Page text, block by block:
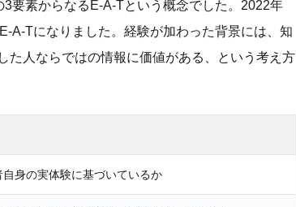
要素からなるE-A-Tという概念でした。2022年
A-Tになりました。経験が加わった背景には、知
た人ならではの情報に価値がある、という考え方
身の実体験に基づいているか